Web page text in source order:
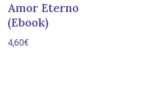
Amor Eterno
(Ebook)
4,60€